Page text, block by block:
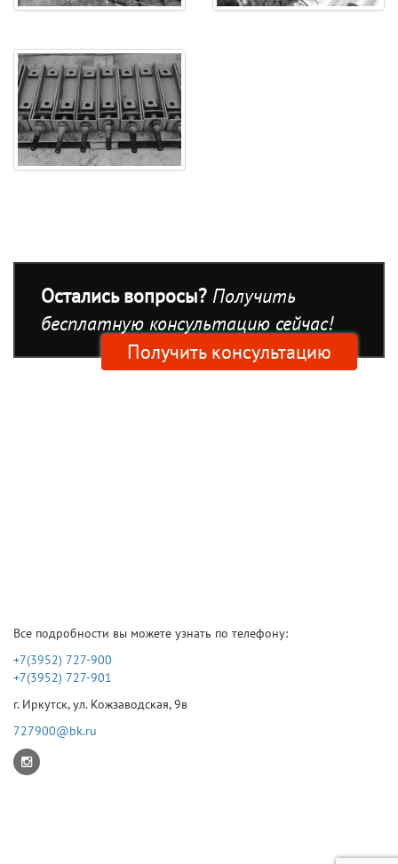
Остались вопросы? Получить
бесплатную консультацию сейчас!
Получить консультацию
Все подробности вы можете узнать по телефону:
+7(3952) 727-900
+7(3952) 727-901
г. Иркутск, ул. Кожзаводская, 9в
727900@bk.ru